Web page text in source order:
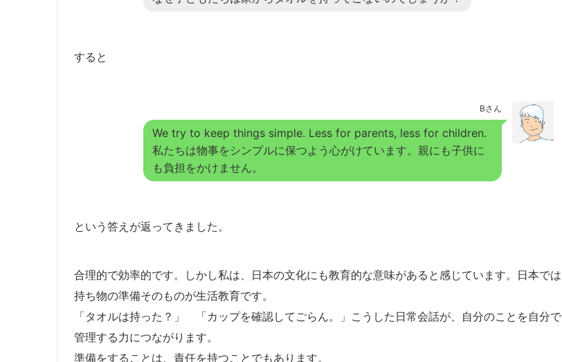
すると
Bさん
We try to keep things simple. Less for parents, less for children.
私たちは物事をシンプルに保つよう心がけています。親にも子供に
も負担をかけません。
という答えが返ってきました。
合理的で効率的です。しかし私は、日本の文化にも教育的な意味があると感じています。日本では
持ち物の準備そのものが生活教育です。
「タオルは持った？」 「カップを確認してごらん。」こうした日常会話が、自分のことを自分で
管理する力につながります。
準備をすることは、責任を持つことでもあります。